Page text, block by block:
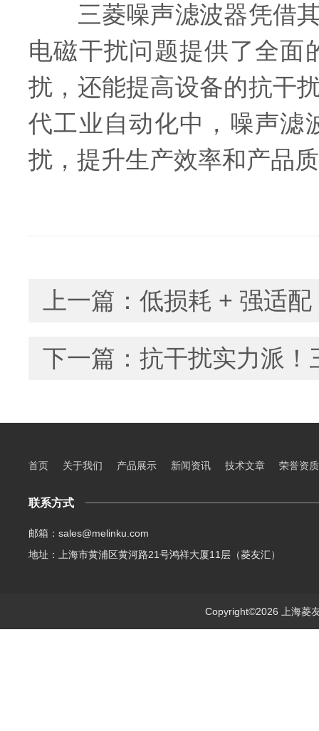
三菱噪声滤波器凭借其
电磁干扰问题提供了全面
扰，还能提高设备的抗干
代工业自动化中，噪声滤
扰，提升生产效率和产品
上一篇： 低损耗 + 强适
下一篇： 抗干扰实力派！
首页 关于我们 产品展示 新闻资讯 技术文章 荣誉资质
联系方式
邮箱：sales@melinku.com
地址：上海市黄浦区黄河路21号鸿祥大厦11层（菱友汇）
Copyright©2026 上海菱